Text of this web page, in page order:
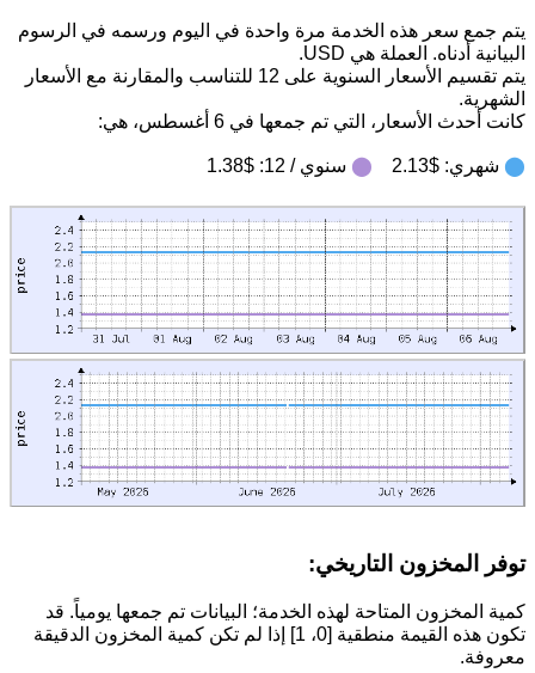
يتم جمع سعر هذه الخدمة مرة واحدة في اليوم ورسمه في الرسوم
البيانية أدناه. العملة هي USD.
يتم تقسيم الأسعار السنوية على 12 للتناسب والمقارنة مع الأسعار
الشهرية.
كانت أحدث الأسعار، التي تم جمعها في 6 أغسطس، هي:
⬤ شهري: $2.13 ⬤ سنوي / 12: $1.38
توفر المخزون التاريخي:
كمية المخزون المتاحة لهذه الخدمة؛ البيانات تم جمعها يومياً. قد
تكون هذه القيمة منطقية [0، 1] إذا لم تكن كمية المخزون الدقيقة
معروفة.